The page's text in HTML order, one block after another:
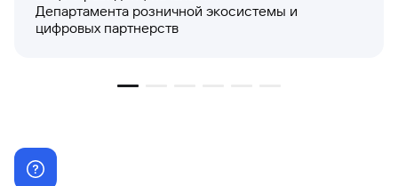
Департамента розничной экосистемы и
цифровых партнерств